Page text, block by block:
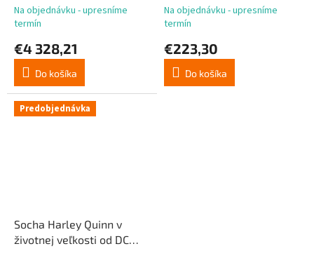
Na objednávku - upresníme
termín
€4 328,21
Do košíka
Na objednávku - upresníme
termín
€223,30
Do košíka
Predobjednávka
Socha Harley Quinn v
životnej veľkosti od DC